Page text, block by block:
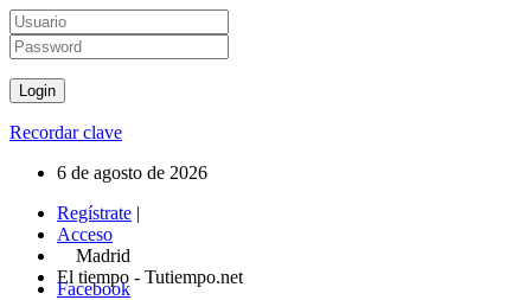
Recordar clave
6 de agosto de 2026
Regístrate |
Acceso
Madrid
El tiempo - Tutiempo.net
Facebook